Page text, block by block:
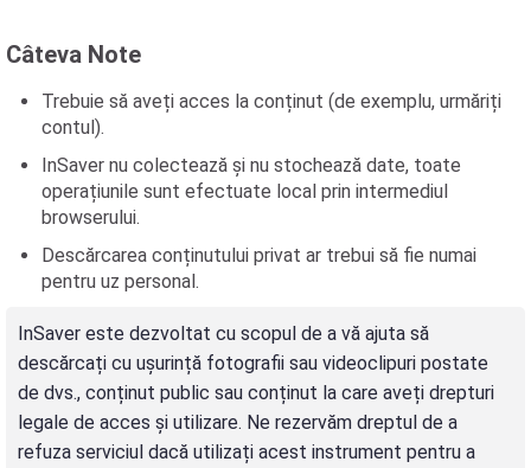
Câteva Note
Trebuie să aveți acces la conținut (de exemplu, urmăriți
contul).
InSaver nu colectează și nu stochează date, toate
operațiunile sunt efectuate local prin intermediul
browserului.
Descărcarea conținutului privat ar trebui să fie numai
pentru uz personal.
InSaver este dezvoltat cu scopul de a vă ajuta să
descărcați cu ușurință fotografii sau videoclipuri postate
de dvs., conținut public sau conținut la care aveți drepturi
legale de acces și utilizare. Ne rezervăm dreptul de a
refuza serviciul dacă utilizați acest instrument pentru a